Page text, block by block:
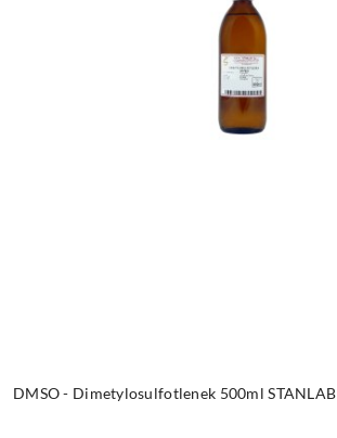
DMSO - Dimetylosulfotlenek 500ml STANLAB